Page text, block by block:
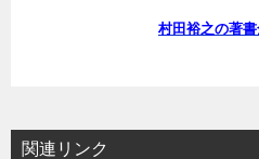
村田裕之の著
関連リンク